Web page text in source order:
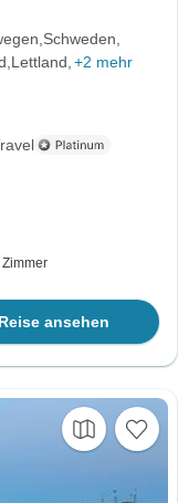
Schweden
Lettland +2 mehr
Reise ansehen